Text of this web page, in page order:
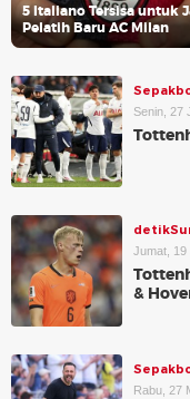
5 Italiano Tersisa untuk
Pelatih Baru AC Milan
Senin, 27
Jumat, 19
&
Rabu, 27